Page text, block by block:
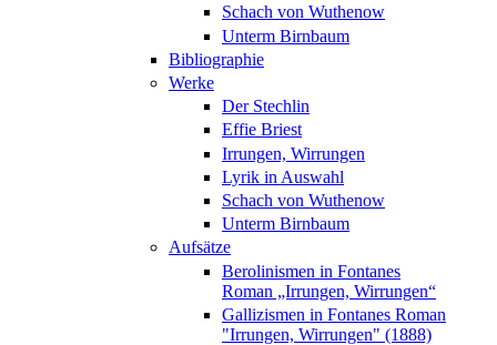
Schach von Wuthenow
Unterm Birnbaum
Bibliographie
Werke
Der Stechlin
Effie Briest
Irrungen, Wirrungen
Lyrik in Auswahl
Schach von Wuthenow
Unterm Birnbaum
Aufsätze
Berolinismen in Fontanes
Roman „Irrungen, Wirrungen“
Gallizismen in Fontanes Roman
"Irrungen, Wirrungen" (1888)